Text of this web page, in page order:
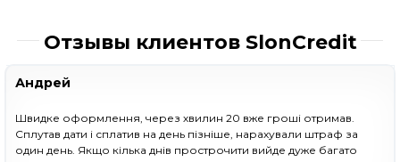
Отзывы клиентов SlonCredit
Андрей
Швидке оформлення, через хвилин 20 вже гроші отримав.
Сплутав дати і сплатив на день пізніше, нарахували штраф за
один день. Якщо кілька днів прострочити вийде дуже багато